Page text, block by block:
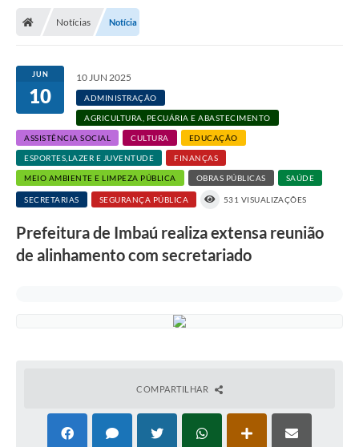
Notícias Notícia
JUN
10
10 JUN 2025
ADMINISTRAÇÃO
AGRICULTURA, PECUÁRIA E ABASTECIMENTO
ASSISTÊNCIA SOCIAL CULTURA EDUCAÇÃO
ESPORTES,LAZER E JUVENTUDE FINANÇAS
MEIO AMBIENTE E LIMPEZA PÚBLICA OBRAS PÚBLICAS SAÚDE
SECRETARIAS SEGURANÇA PÚBLICA 531 VISUALIZAÇÕES
Prefeitura de Imbaú realiza extensa reunião
de alinhamento com secretariado
COMPARTILHAR